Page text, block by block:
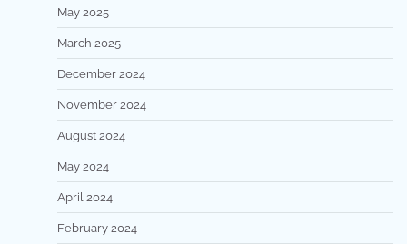
May 2025
March 2025
December 2024
November 2024
August 2024
May 2024
April 2024
February 2024